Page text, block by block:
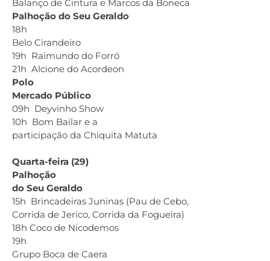
Balanço de Cintura e Marcos da Boneca
Palhoção do Seu Geraldo
18h
Belo Cirandeiro
19h Raimundo do Forró
21h Alcione do Acordeon
Polo
Mercado Público
09h Deyvinho Show
10h Bom Bailar e a
participação da Chiquita Matuta
Quarta-feira (29)
Palhoção
do Seu Geraldo
15h Brincadeiras Juninas (Pau de Cebo,
Corrida de Jerico, Corrida da Fogueira)
18h Coco de Nicodemos
19h
Grupo Boca de Caera